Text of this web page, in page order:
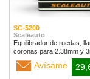
SC-5200
Scaleauto
Equilibrador de ruedas,
coronas para 2.38mm y
Avísame